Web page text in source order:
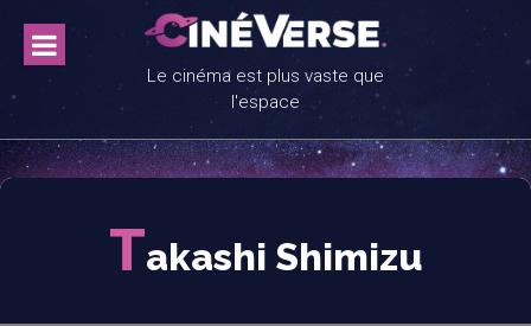
content
Le cinéma est plus vaste que
l'espace
Takashi Shimizu